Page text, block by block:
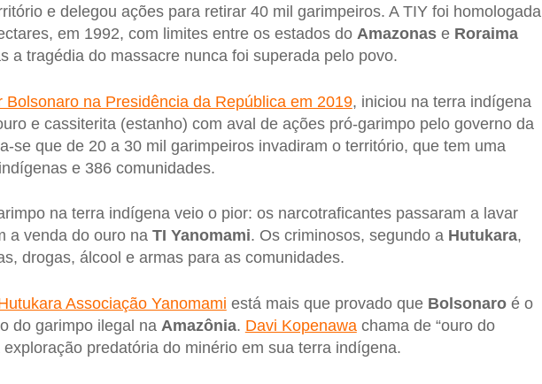
e delegou ações para retirar 40 mil garimpeiros. A TIY foi homologada
em 1992, com limites entre os estados do Amazonase Roraima
a tragédia do massacre nunca foi superada pelo povo.
Bolsonaro na Presidência da República em 2019, iniciou na terra indígena
e cassiterita (estanho) com aval de ações pró-garimpo pelo governo da
se que de 20 a 30 mil garimpeiros invadiram o território, que tem uma
e 386 comunidades.
na terra indígena veio o pior: os narcotraficantes passaram a lavar
a venda do ouro na TI Yanomami. Os criminosos, segundo a Hutukara,
drogas, álcool e armas para as comunidades.
Associação Yanomami está mais que provado que Bolsonaroé o
do garimpo ilegal na Amazônia. Davi Kopenawachama de “ouro do
exploração predatória do minério em sua terra indígena.